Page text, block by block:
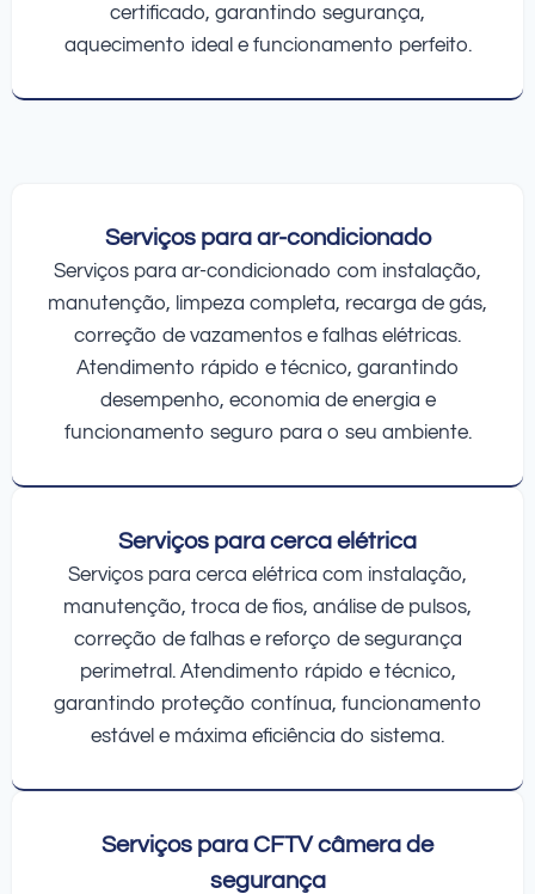
certificado, garantindo segurança,
aquecimento ideal e funcionamento perfeito.
Serviços para ar-condicionado
Serviços para ar-condicionado com instalação,
manutenção, limpeza completa, recarga de gás,
correção de vazamentos e falhas elétricas.
Atendimento rápido e técnico, garantindo
desempenho, economia de energia e
funcionamento seguro para o seu ambiente.
Serviços para cerca elétrica
Serviços para cerca elétrica com instalação,
manutenção, troca de fios, análise de pulsos,
correção de falhas e reforço de segurança
perimetral. Atendimento rápido e técnico,
garantindo proteção contínua, funcionamento
estável e máxima eficiência do sistema.
Serviços para CFTV câmera de
segurança